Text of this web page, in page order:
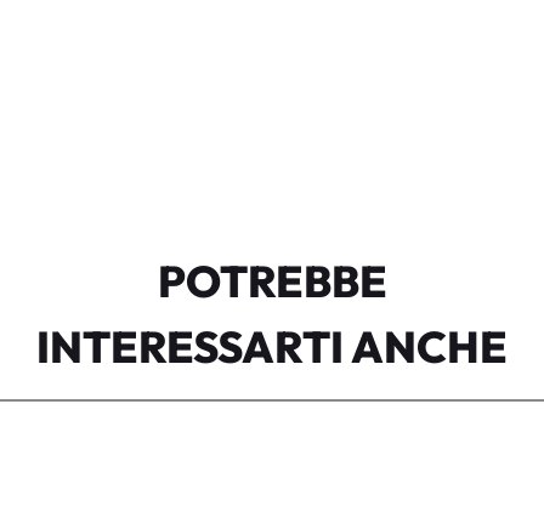
POTREBBE
INTERESSARTI ANCHE